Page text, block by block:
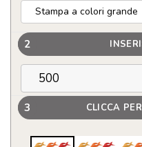
Stampa a colori grande
2
3 CLICCA